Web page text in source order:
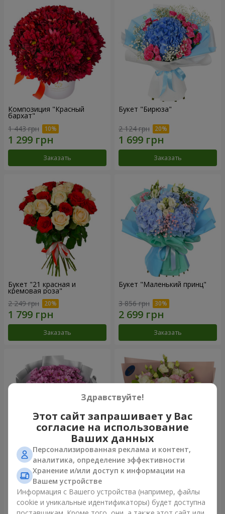
Композиция "Красный
бархат"
1 443 грн
Заказать
Букет "Бирюза"
2 124 грн
Заказать
Букет "21 красная и
кремовая роза"
2 249 грн
Заказать
Букет "Маленький принц"
3 856 грн
Заказать
Букет "Твои хризантемы"
1 599 грн
Заказать
Букет "Панна Котта"
Заказать
Здравствуйте!
Этот сайт запрашивает у Вас
согласие на использование
Ваших данных
Персонализированная реклама и контент,
аналитика, определение эффективности
Хранение и/или доступ к информации на
Вашем устройстве
Информация с Вашего устройства (например, файлы
cookie и уникальные идентификаторы) будет доступна